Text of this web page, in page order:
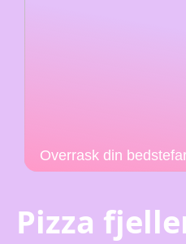
Overrask din
Pizza